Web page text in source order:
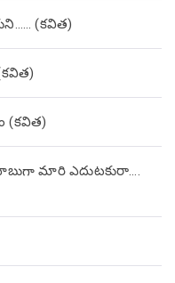
(కవిత)
(కవిత)
మారి ఎదుటకురా….